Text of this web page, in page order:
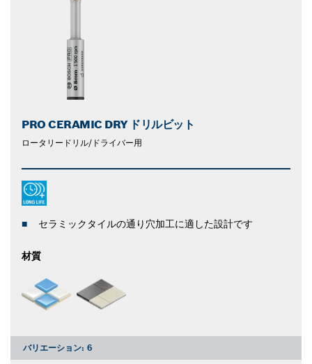
PRO CERAMIC DRY ドリルビット
ロータリードリル/ドライバー用
セラミックタイルの通り穴加工に適した設計です
材質
バリエーション: 6